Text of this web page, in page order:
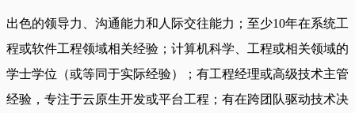
出色的领导力、沟通能力和人际交往能力；至少10年在系统工
程或软件工程领域相关经验；计算机科学、工程或相关领域的
学士学位（或等同于实际经验）；有工程经理或高级技术主管
经验，专注于云原生开发或平台工程；有在跨团队驱动技术决